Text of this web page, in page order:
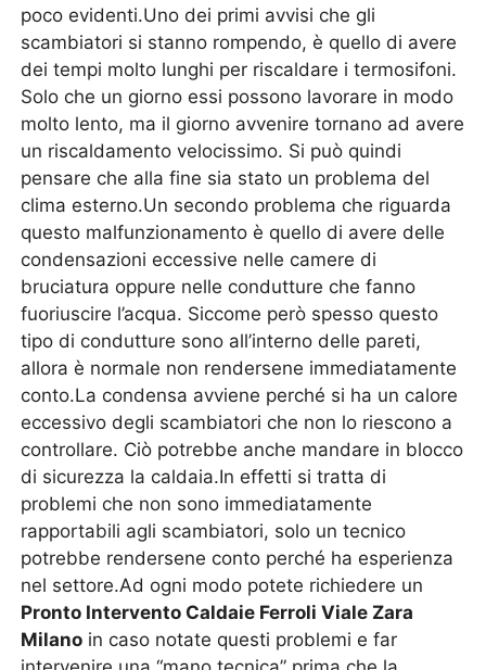
poco evidenti.Uno dei primi avvisi che gli
scambiatori si stanno rompendo, è quello di avere
dei tempi molto lunghi per riscaldare i termosifoni.
Solo che un giorno essi possono lavorare in modo
molto lento, ma il giorno avvenire tornano ad avere
un riscaldamento velocissimo. Si può quindi
pensare che alla fine sia stato un problema del
clima esterno.Un secondo problema che riguarda
questo malfunzionamento è quello di avere delle
condensazioni eccessive nelle camere di
bruciatura oppure nelle condutture che fanno
fuoriuscire l’acqua. Siccome però spesso questo
tipo di condutture sono all’interno delle pareti,
allora è normale non rendersene immediatamente
conto.La condensa avviene perché si ha un calore
eccessivo degli scambiatori che non lo riescono a
controllare. Ciò potrebbe anche mandare in blocco
di sicurezza la caldaia.In effetti si tratta di
problemi che non sono immediatamente
rapportabili agli scambiatori, solo un tecnico
potrebbe rendersene conto perché ha esperienza
nel settore.Ad ogni modo potete richiedere un
Pronto Intervento Caldaie Ferroli Viale Zara
Milano in caso notate questi problemi e far